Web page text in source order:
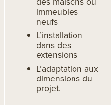
immeubles
neufs
L’installation
dans des
extensions
L’adaptation aux
dimensions du
projet.